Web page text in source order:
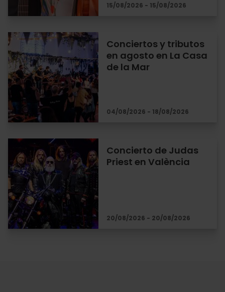
15/08/2026 - 15/08/2026
Conciertos y tributos
en agosto en La Casa
de la Mar
04/08/2026 - 18/08/2026
Concierto de Judas
Priest en València
20/08/2026 - 20/08/2026